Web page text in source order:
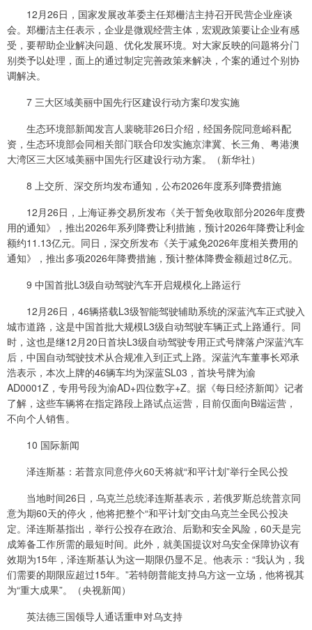
12月26日，国家发展改革委主任郑栅洁主持召开民营企业座谈
会。郑栅洁主任表示，企业是微观经营主体，宏观政策要让企业有感
受，要帮助企业解决问题、优化发展环境。对大家反映的问题将分门
别类予以处理，面上的通过制定完善政策来解决，个案的通过个别协
调解决。
7 三大区域美丽中国先行区建设行动方案印发实施
生态环境部新闻发言人裴晓菲26日介绍，经国务院同意峪科配
资，生态环境部会同相关部门联合印发实施京津冀、长三角、粤港澳
大湾区三大区域美丽中国先行区建设行动方案。（新华社）
8 上交所、深交所均发布通知，公布2026年度系列降费措施
12月26日，上海证券交易所发布《关于暂免收取部分2026年度费
用的通知》，推出2026年系列降费让利措施，预计2026年降费让利金
额约11.13亿元。同日，深交所发布《关于减免2026年度相关费用的
通知》，推出多项2026年降费措施，预计整体降费金额超过8亿元。
9 中国首批L3级自动驾驶汽车开启规模化上路运行
12月26日，46辆搭载L3级智能驾驶辅助系统的深蓝汽车正式驶入
城市道路，这是中国首批大规模L3级自动驾驶车辆正式上路通行。同
时，这也是继12月20日首块L3级自动驾驶专用正式号牌落户深蓝汽车
后，中国自动驾驶技术从合规准入到正式上路。深蓝汽车董事长邓承
浩表示，本次上牌的46辆车均为深蓝SL03，首块号牌为渝
AD0001Z，专用号段为渝AD+四位数字+Z。据《每日经济新闻》记者
了解，这些车辆将在指定路段上路试点运营，目前仅面向B端运营，
不向个人销售。
10 国际新闻
泽连斯基：若普京同意停火60天将就“和平计划”举行全民公投
当地时间26日，乌克兰总统泽连斯基表示，若俄罗斯总统普京同
意为期60天的停火，他将把整个“和平计划”交由乌克兰全民公投决
定。泽连斯基指出，举行公投存在政治、后勤和安全风险，60天是完
成筹备工作所需的最短时间。此外，就美国提议对乌安全保障协议有
效期为15年，泽连斯基认为这一期限仍显不足。他表示：“我认为，我
们需要的期限应超过15年。”若特朗普能支持乌方这一立场，他将视其
为“重大成果”。（央视新闻）
英法德三国领导人通话重申对乌支持